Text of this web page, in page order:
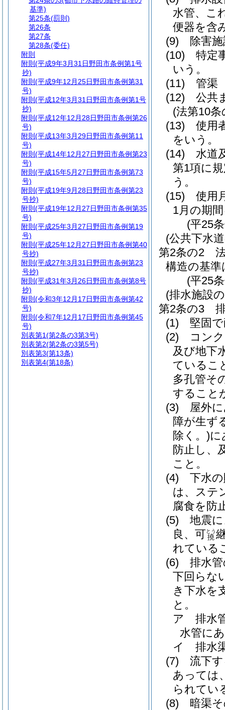
水管、こ
便器を含
(9)
除害
(10)
特定
いう。
(11)
管渠
(12)
公共
(法第10
(13)
使用
をいう。
(14)
水道
第1項に
う。
(15)
使用
1月の期
(平25
(公共下水
第2条の2
構造の基準
(平25
(排水施設
第2条の3
(1)
堅固
(2)
コン
及び地下
ているこ
多孔管そ
すること
(3)
屋外
障が生ず
除く。)に
防止し、
こと。
(4)
下水
は、ステ
腐食を防
(5)
地震
良、可 撓
とう
れている
(6)
排水
下回らな
き下水を
と。
ア
排水
水管に
イ
排水
(7)
流下
あっては
られてい
(8)
暗渠
基準)
第25条(罰則)
第26条
第27条
第28条(委任)
附則
附則 (平成9年3月31日野田市条例第1号
抄)
附則 (平成9年12月25日野田市条例第31
号)
附則 (平成12年3月31日野田市条例第1号
抄)
附則 (平成12年12月28日野田市条例第26
号)
附則 (平成13年3月29日野田市条例第11
号)
附則 (平成14年12月27日野田市条例第23
号)
附則 (平成15年5月27日野田市条例第73
号)
附則 (平成19年9月28日野田市条例第23
号抄)
附則 (平成19年12月27日野田市条例第35
号)
附則 (平成25年3月27日野田市条例第19
号)
附則 (平成25年12月27日野田市条例第40
号抄)
附則 (平成27年3月31日野田市条例第23
号抄)
附則 (平成31年3月26日野田市条例第8号
抄)
附則 (令和3年12月17日野田市条例第42
号)
附則 (令和7年12月17日野田市条例第45
号)
別表第1(第2条の3第3号)
別表第2(第2条の3第5号)
別表第3(第13条)
別表第4(第18条)